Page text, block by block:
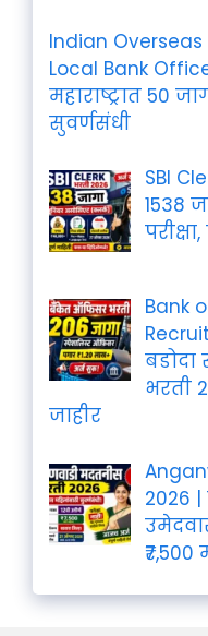
Indian Overseas
Local Bank
महाराष्ट्रात 50
सुवर्णसंधी
SBI
1538
Bank
भरती
जाहीर
2026 |